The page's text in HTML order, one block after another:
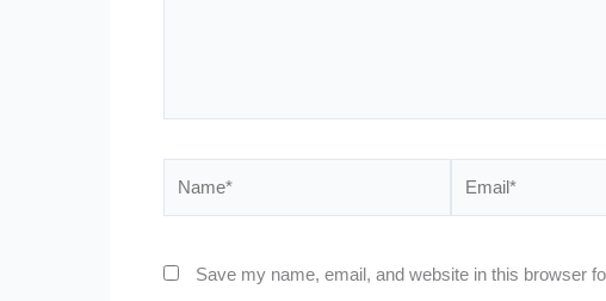
Save my name, email, and website in this browser